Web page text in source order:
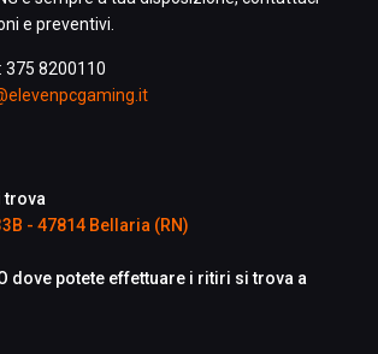
e preventivi.
375 8200110
trova
- 47814 Bellaria (RN)
dove potete effettuare i ritiri si trova a